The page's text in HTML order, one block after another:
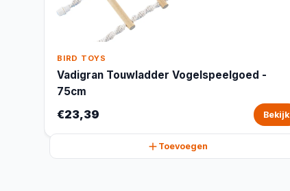
BIRD TOYS
Vadigran Touwladder Vogelspeelgoed -
75cm
€23,39 Bekijk
Toevoegen